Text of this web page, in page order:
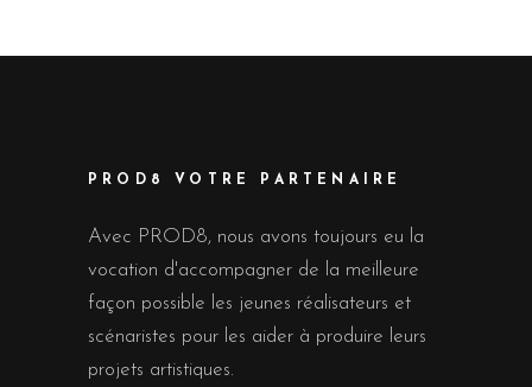
PROD8 VOTRE PARTENAIRE
Avec PROD8, nous avons toujours eu la
vocation d'accompagner de la meilleure
façon possible les jeunes réalisateurs et
scénaristes pour les aider à produire leurs
projets artistiques.